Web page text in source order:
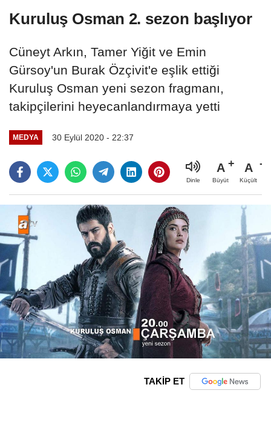
Kuruluş Osman 2. sezon başlıyor
Cüneyt Arkın, Tamer Yiğit ve Emin
Gürsoy'un Burak Özçivit'e eşlik ettiği
Kuruluş Osman yeni sezon fragmanı,
takipçilerini heyecanlandırmaya yetti
MEDYA 30 Eylül 2020 - 22:37
Dinle
A
Büyüt
A
Küçült
TAKİP ET